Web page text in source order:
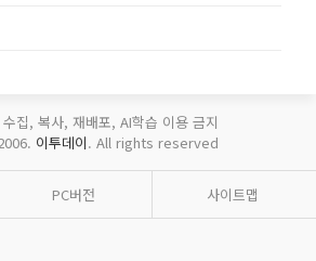
집, 복사, 재배포, AI학습 이용 금지
이투데이. All rights reserved
PC버전 사이트맵